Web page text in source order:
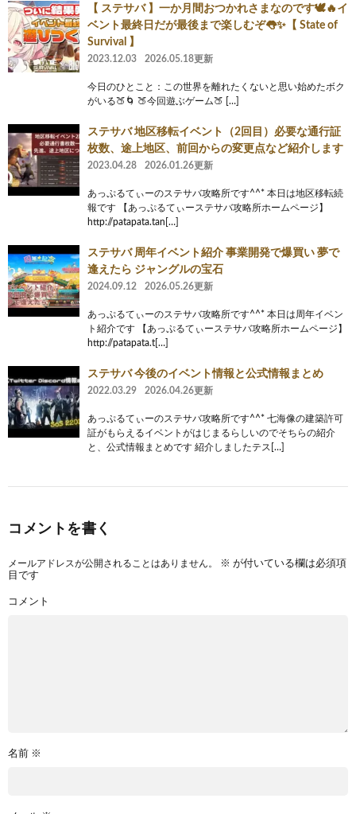
【 ステサバ 】一か月間おつかれさまなのです🕊🔥イ
ベント最終日だが最後まで楽しむぞ👅✨【 State of
Survival 】
2023.12.03 2026.05.18更新
今日のひとこと：この世界を離れたくないと思い始めたボク
がいる🍑🌀 🍑今回遊ぶゲーム🍑 […]
ステサバ 地区移転イベント（2回目）必要な通行証
枚数、途上地区、前回からの変更点など紹介します
2023.04.28 2026.01.26更新
あっぷるてぃーのステサバ攻略所です^^* 本日は地区移転続
報です 【あっぷるてぃーステサバ攻略所ホームページ】
http://patapata.tan[…]
ステサバ 周年イベント紹介 事業開発で爆買い 夢で
逢えたら ジャングルの宝石
2024.09.12 2026.05.26更新
あっぷるてぃーのステサバ攻略所です^^* 本日は周年イベン
ト紹介です 【あっぷるてぃーステサバ攻略所ホームページ】
http://patapata.t[…]
ステサバ 今後のイベント情報と公式情報まとめ
2022.03.29 2026.04.26更新
あっぷるてぃーのステサバ攻略所です^^* 七海像の建築許可
証がもらえるイベントがはじまるらしいのでそちらの紹介
と、公式情報まとめです 紹介しましたテス[…]
コメントを書く
メールアドレスが公開されることはありません。 ※ が付いている欄は必須項
目です
コメント
名前 ※